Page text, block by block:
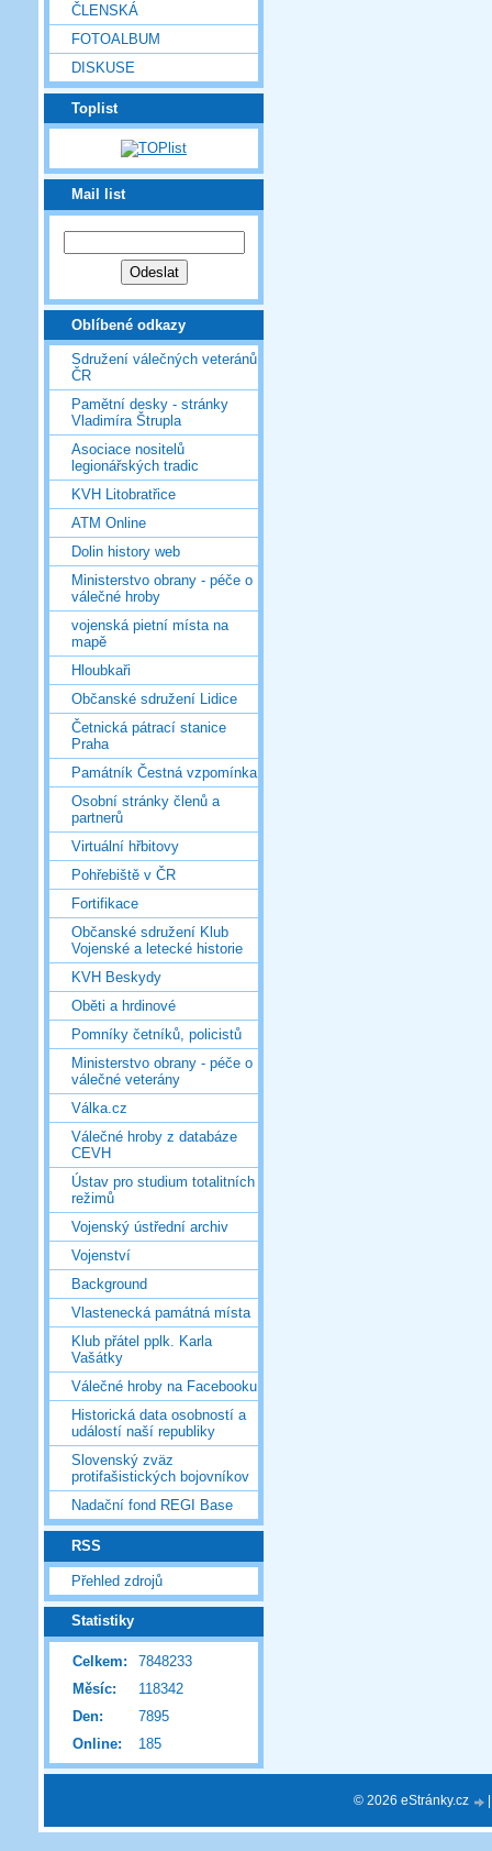
ČLENSKÁ
FOTOALBUM
DISKUSE
Toplist
Mail list
Oblíbené odkazy
Sdružení válečných veteránů
ČR
Pamětní desky - stránky
Vladimíra Štrupla
Asociace nositelů
legionářských tradic
KVH Litobratřice
ATM Online
Dolin history web
Ministerstvo obrany - péče o
válečné hroby
vojenská pietní místa na
mapě
Hloubkaři
Občanské sdružení Lidice
Četnická pátrací stanice
Praha
Památník Čestná vzpomínka
Osobní stránky členů a
partnerů
Virtuální hřbitovy
Pohřebiště v ČR
Fortifikace
Občanské sdružení Klub
Vojenské a letecké historie
KVH Beskydy
Oběti a hrdinové
Pomníky četníků, policistů
Ministerstvo obrany - péče o
válečné veterány
Válka.cz
Válečné hroby z databáze
CEVH
Ústav pro studium totalitních
režimů
Vojenský ústřední archiv
Vojenství
Background
Vlastenecká památná místa
Klub přátel pplk. Karla
Vašátky
Válečné hroby na Facebooku
Historická data osobností a
událostí naší republiky
Slovenský zväz
protifašistických bojovníkov
Nadační fond REGI Base
RSS
Přehled zdrojů
Statistiky
Online: 185
Celkem:
7848233
Měsíc:
118342
Den:
7895
© 2026 eStránky.cz